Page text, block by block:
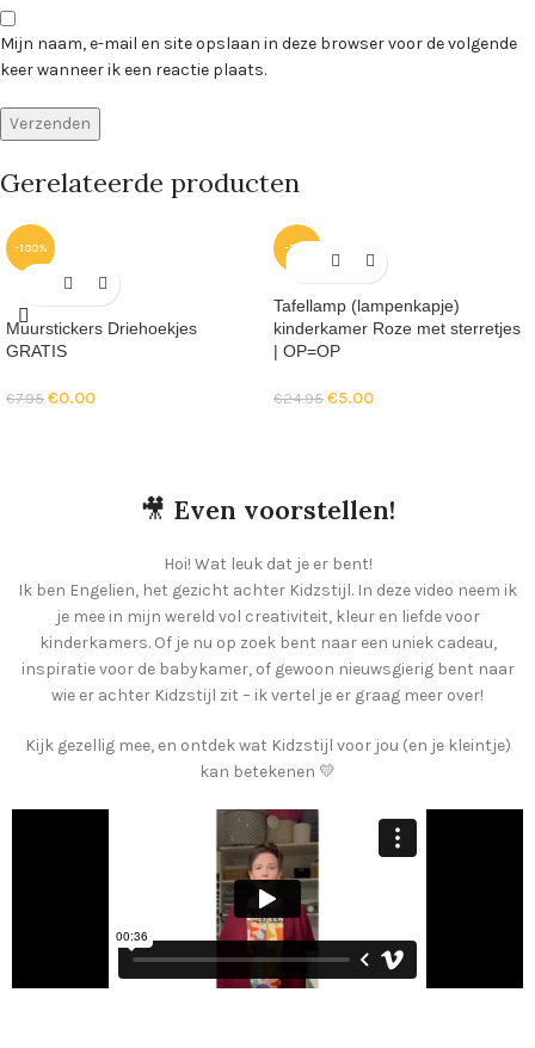
Mijn naam, e-mail en site opslaan in deze browser voor de volgende
keer wanneer ik een reactie plaats.
Gerelateerde producten
-100%
Muurstickers Driehoekjes
GRATIS
€7.95 €0.00
-80%
Tafellamp (lampenkapje)
kinderkamer Roze met sterretjes
| OP=OP
€24.95 €5.00
🎥 Even voorstellen!
Hoi! Wat leuk dat je er bent!
Ik ben Engelien, het gezicht achter Kidzstijl. In deze video neem ik
je mee in mijn wereld vol creativiteit, kleur en liefde voor
kinderkamers. Of je nu op zoek bent naar een uniek cadeau,
inspiratie voor de babykamer, of gewoon nieuwsgierig bent naar
wie er achter Kidzstijl zit – ik vertel je er graag meer over!
Kijk gezellig mee, en ontdek wat Kidzstijl voor jou (en je kleintje)
kan betekenen 💛